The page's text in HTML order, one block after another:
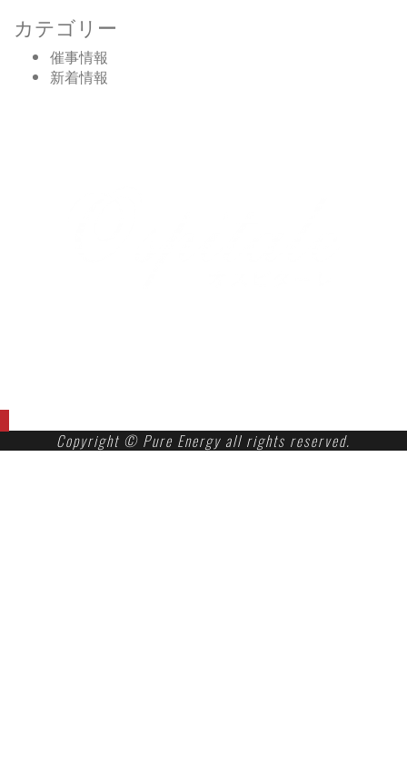
カテゴリー
催事情報
新着情報
Copyright © Pure Energy all rights reserved.